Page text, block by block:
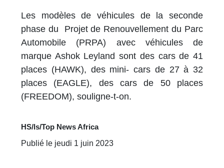
Les modèles de véhicules de la seconde
phase du Projet de Renouvellement du Parc
Automobile (PRPA) avec véhicules de
marque Ashok Leyland sont des cars de 41
places (HAWK), des mini- cars de 27 à 32
places (EAGLE), des cars de 50 places
(FREEDOM), souligne-t-on.
HS/ls/Top News Africa
Publié le jeudi 1 juin 2023